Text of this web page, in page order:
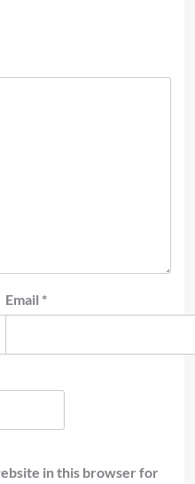
Email *
in this browser for